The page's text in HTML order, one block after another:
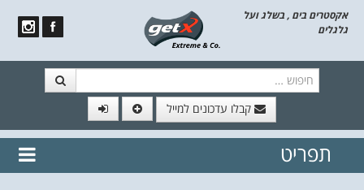
אקסטרים בים , בשלג ועל
גלגלים
קבלו עדכונים למייל
// הצטרף לרשימת תפוצה!
נשמח
תפריט